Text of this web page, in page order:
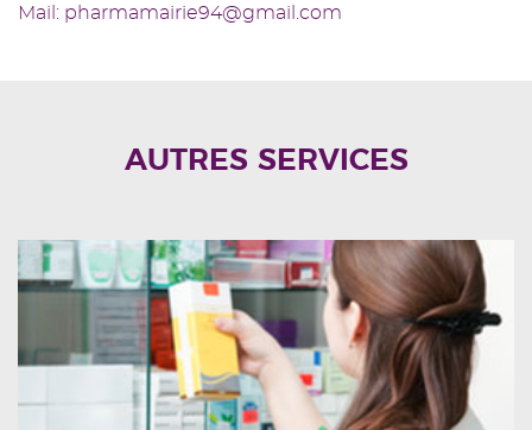
Mail: pharmamairie94@gmail.com
AUTRES SERVICES